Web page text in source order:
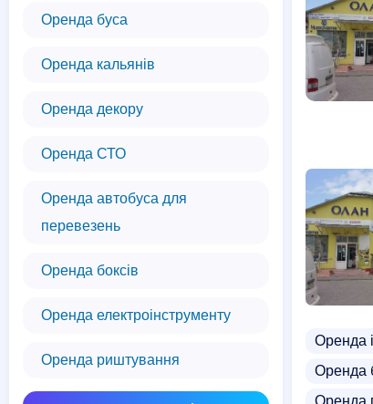
Оренда буса
Оренда кальянів
Оренда декору
Оренда СТО
Оренда автобуса для
перевезень
Оренда боксів
Оренда електроінструменту
Оренда риштування
Оренда
Оренда
Оренда